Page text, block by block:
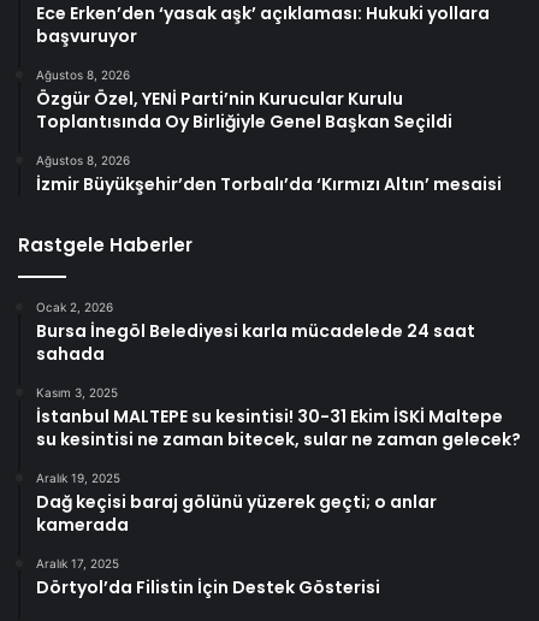
Ece Erken’den ‘yasak aşk’ açıklaması: Hukuki yollara
başvuruyor
Ağustos 8, 2026
Özgür Özel, YENİ Parti’nin Kurucular Kurulu
Toplantısında Oy Birliğiyle Genel Başkan Seçildi
Ağustos 8, 2026
İzmir Büyükşehir’den Torbalı’da ‘Kırmızı Altın’ mesaisi
Rastgele Haberler
Ocak 2, 2026
Bursa İnegöl Belediyesi karla mücadelede 24 saat
sahada
Kasım 3, 2025
İstanbul MALTEPE su kesintisi! 30-31 Ekim İSKİ Maltepe
su kesintisi ne zaman bitecek, sular ne zaman gelecek?
Aralık 19, 2025
Dağ keçisi baraj gölünü yüzerek geçti; o anlar
kamerada
Aralık 17, 2025
Dörtyol’da Filistin İçin Destek Gösterisi